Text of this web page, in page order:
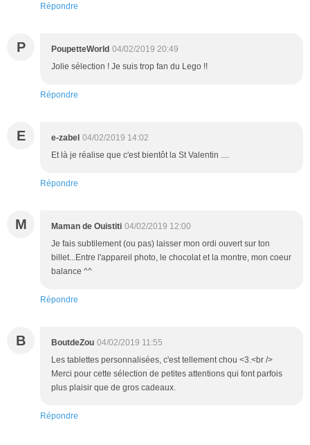
Répondre
P PoupetteWorld 04/02/2019 20:49
Jolie sélection ! Je suis trop fan du Lego !!
Répondre
E e-zabel 04/02/2019 14:02
Et là je réalise que c'est bientôt la St Valentin ....
Répondre
M Maman de Ouistiti 04/02/2019 12:00
Je fais subtilement (ou pas) laisser mon ordi ouvert sur ton
billet...Entre l'appareil photo, le chocolat et la montre, mon coeur
balance ^^
Répondre
B BoutdeZou 04/02/2019 11:55
Les tablettes personnalisées, c'est tellement chou <3.<br />
Merci pour cette sélection de petites attentions qui font parfois
plus plaisir que de gros cadeaux.
Répondre